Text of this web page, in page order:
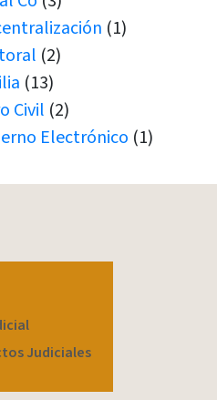
(1)
(2)
(13)
Civil (2)
Electrónico (1)
de los Andes(1)
de Paz
de Paz
Judiciales